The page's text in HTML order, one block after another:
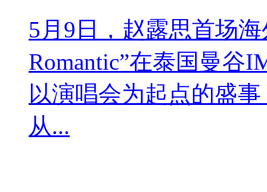
5月9日，赵露思首场
Romantic”在泰国曼谷
以演唱会为起点的盛
从...